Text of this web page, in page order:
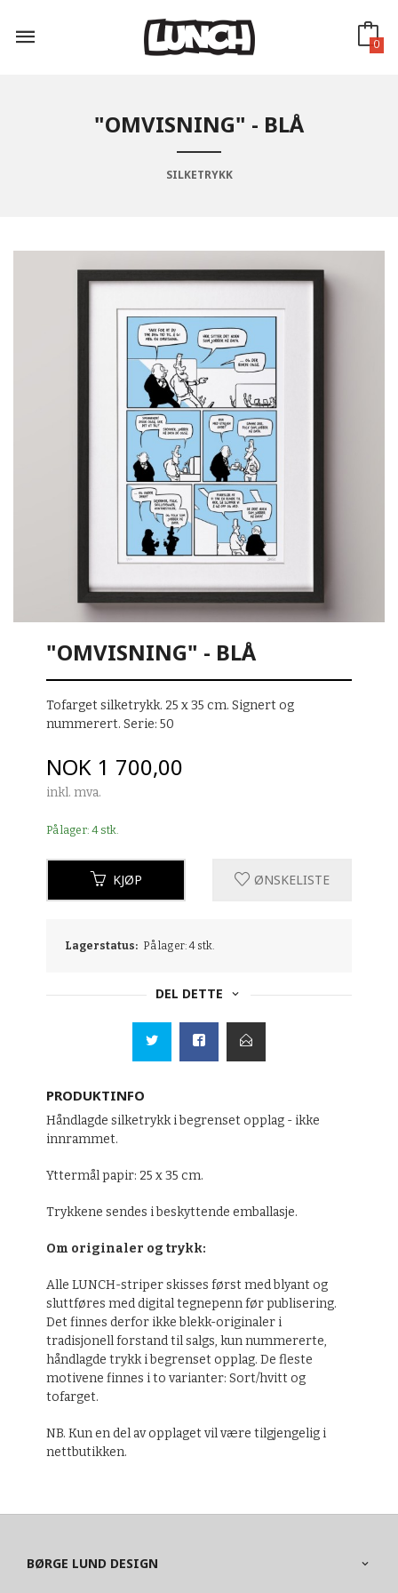
innholdet
0
"OMVISNING" - BLÅ
SILKETRYKK
"OMVISNING" - BLÅ
Tofarget silketrykk. 25 x 35 cm. Signert og
nummerert. Serie: 50
Pris
NOK 1 700,00
inkl. mva.
På lager: 4 stk.
KJØP ØNSKELISTE
Lagerstatus: På lager: 4 stk.
DEL DETTE
PRODUKTINFO
Håndlagde silketrykk i begrenset opplag - ikke
innrammet.
Yttermål papir: 25 x 35 cm.
Trykkene sendes i beskyttende emballasje.
Om originaler og trykk:
Alle LUNCH-striper skisses først med blyant og
sluttføres med digital tegnepenn før publisering.
Det finnes derfor ikke blekk-originaler i
tradisjonell forstand til salgs, kun nummererte,
håndlagde trykk i begrenset opplag. De fleste
motivene finnes i to varianter: Sort/hvitt og
tofarget.
NB. Kun en del av opplaget vil være tilgjengelig i
nettbutikken.
BØRGE LUND DESIGN